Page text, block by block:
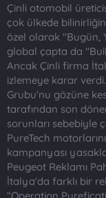
ş
l
a
n
t
a
r
h
i
Çinli otomobil
çok ülkede
özel olarak "Bugün,
global çapta da
Ancak Çinli firma
izlemeye karar
Grubu'nu gözüne
tarafından son
sorunları sebebiyle
PureTech
kampanyası
Peugeot Reklamı
İtalya'da farklı bir
“Operation